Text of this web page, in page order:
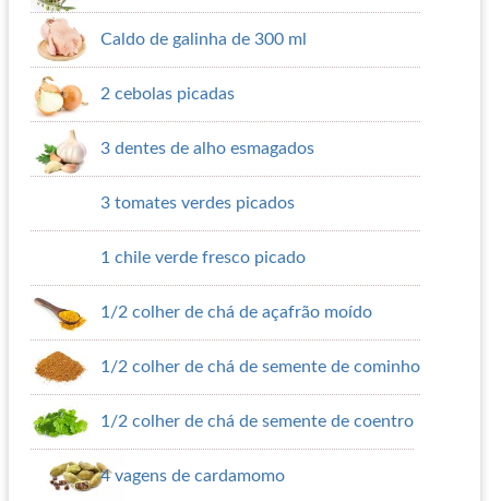
Caldo de galinha de 300 ml
2 cebolas picadas
3 dentes de alho esmagados
3 tomates verdes picados
1 chile verde fresco picado
1/2 colher de chá de açafrão moído
1/2 colher de chá de semente de cominho
1/2 colher de chá de semente de coentro
4 vagens de cardamomo